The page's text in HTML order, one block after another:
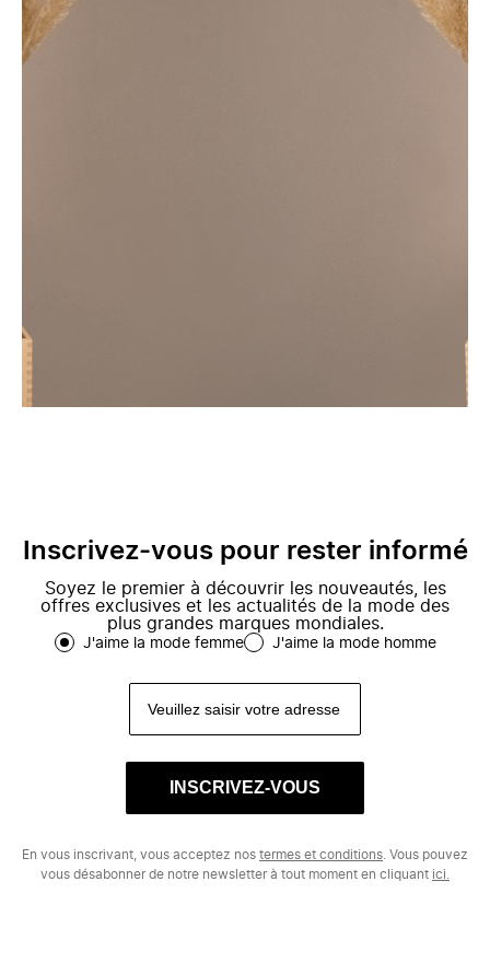
Inscrivez-vous pour rester informé
Soyez le premier à découvrir les nouveautés, les
offres exclusives et les actualités de la mode des
plus grandes marques mondiales.
J'aime la mode femme J'aime la mode homme
INSCRIVEZ-VOUS
En vous inscrivant, vous acceptez nos termes et conditions . Vous pouvez
vous désabonner de notre newsletter à tout moment en cliquant ici.